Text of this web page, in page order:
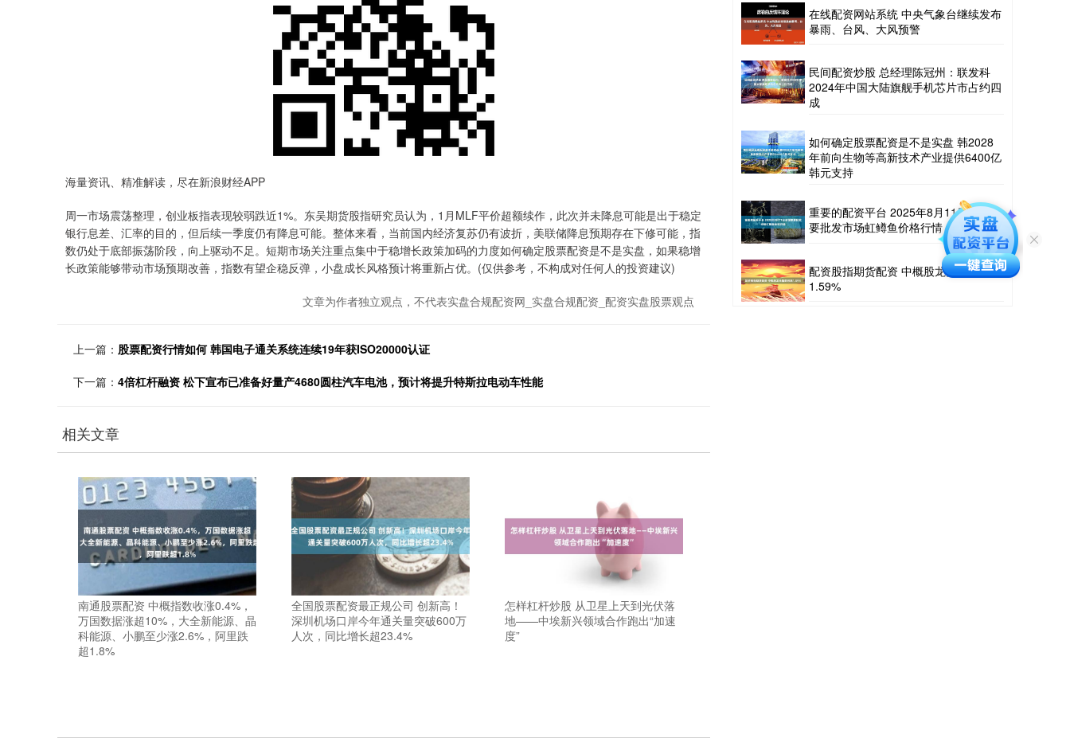
海量资讯、精准解读，尽在新浪财经APP
周一市场震荡整理，创业板指表现较弱跌近1%。东吴期货股指研究员认为，1月MLF平价超额续作，此次并未降息可能是出于稳定
银行息差、汇率的目的，但后续一季度仍有降息可能。整体来看，当前国内经济复苏仍有波折，美联储降息预期存在下修可能，指
数仍处于底部振荡阶段，向上驱动不足。短期市场关注重点集中于稳增长政策加码的力度如何确定股票配资是不是实盘，如果稳增
长政策能够带动市场预期改善，指数有望企稳反弹，小盘成长风格预计将重新占优。(仅供参考，不构成对任何人的投资建议)
文章为作者独立观点，不代表实盘合规配资网_实盘合规配资_配资实盘股票观点
上一篇： 股票配资行情如何 韩国电子通关系统连续19年获ISO20000认证
下一篇： 4倍杠杆融资 松下宣布已准备好量产4680圆柱汽车电池，预计将提升特斯拉电动车性能
相关文章
南通股票配资 中概指数收涨0.4%，
万国数据涨超10%，大全新能源、晶
科能源、小鹏至少涨2.6%，阿里跌
超1.8%
全国股票配资最正规公司 创新高！
深圳机场口岸今年通关量突破600万
人次，同比增长超23.4%
怎样杠杆炒股 从卫星上天到光伏落
地——中埃新兴领域合作跑出“加速
度”
在线配资网站系统 中央气象台继续发布
暴雨、台风、大风预警
民间配资炒股 总经理陈冠州：联发科
2024年中国大陆旗舰手机芯片市占约四
成
如何确定股票配资是不是实盘 韩2028
年前向生物等高新技术产业提供6400亿
韩元支持
重要的配资平台 2025年8月11日全国主
要批发市场虹鳟鱼价格行情
配资股指期货配资 中概股龙头指数收涨
1.59%